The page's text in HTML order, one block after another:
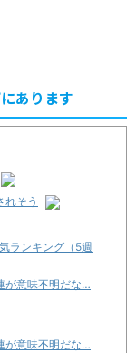
あります
れそう
ランキング（5週
が意味不明だな…
が意味不明だな…